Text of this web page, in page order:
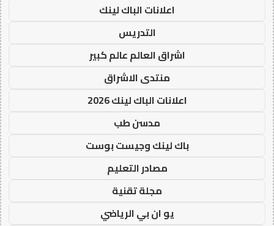
اعلانات الباك لينك
التدريس
اشراق العالم عالم كبير
منتدى الاشراق
اعلانات الباك لينك 2026
مدسن طب
باك لينك وجيست بوست
مصادر التعليم
مجلة تقنية
يو ان بي الرياضي